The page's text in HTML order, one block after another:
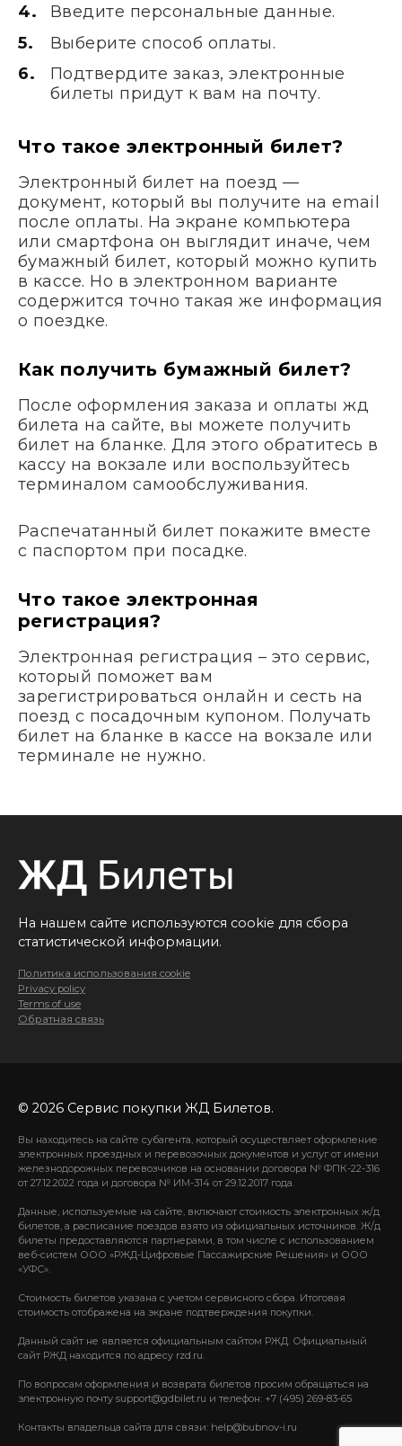
Введите персональные данные.
Выберите способ оплаты.
Подтвердите заказ, электронные
билеты придут к вам на почту.
Что такое электронный билет?
Электронный билет на поезд —
документ, который вы получите на email
после оплаты. На экране компьютера
или смартфона он выглядит иначе, чем
бумажный билет, который можно купить
в кассе. Но в электронном варианте
содержится точно такая же информация
о поездке.
Как получить бумажный билет?
После оформления заказа и оплаты жд
билета на сайте, вы можете получить
билет на бланке. Для этого обратитесь в
кассу на вокзале или воспользуйтесь
терминалом самообслуживания.
Распечатанный билет покажите вместе
с паспортом при посадке.
Что такое электронная
регистрация?
Электронная регистрация – это сервис,
который поможет вам
зарегистрироваться онлайн и сесть на
поезд с посадочным купоном. Получать
билет на бланке в кассе на вокзале или
терминале не нужно.
На нашем сайте используются cookie для сбора
статистической информации.
Политика использования cookie
Privacy policy
Terms of use
Обратная связь
© 2026 Сервис покупки ЖД Билетов.
Вы находитесь на сайте субагента, который осуществляет оформление
электронных проездных и перевозочных документов и услуг от имени
железнодорожных перевозчиков на основании договора № ФПК-22-316
от 27.12.2022 года и договора № ИМ-314 от 29.12.2017 года.
Данные, используемые на сайте, включают стоимость электронных ж/д
билетов, а расписание поездов взято из официальных источников. Ж/д
билеты предоставляются партнерами, в том числе с использованием
веб-систем ООО «РЖД-Цифровые Пассажирские Решения» и ООО
«УФС».
Стоимость билетов указана с учетом сервисного сбора. Итоговая
стоимость отображена на экране подтверждения покупки.
Данный сайт не является официальным сайтом РЖД. Официальный
сайт РЖД находится по адресу rzd.ru.
По вопросам оформления и возврата билетов просим обращаться на
электронную почту support@gdbilet.ru и телефон: +7 (495) 269-83-65
Контакты владельца сайта для связи: help@bubnov-i.ru